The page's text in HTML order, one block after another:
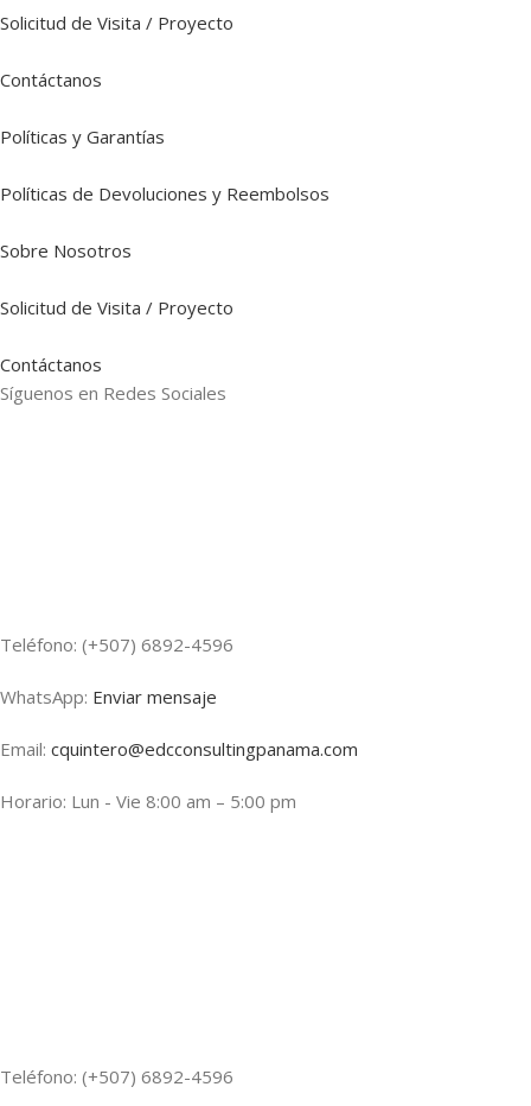
Solicitud de Visita / Proyecto
Contáctanos
Políticas y Garantías
Políticas de Devoluciones y Reembolsos
Sobre Nosotros
Solicitud de Visita / Proyecto
Contáctanos
Síguenos en Redes Sociales
Teléfono: (+507) 6892-4596
WhatsApp: Enviar mensaje
Email: cquintero@edcconsultingpanama.com
Horario: Lun - Vie 8:00 am – 5:00 pm
Teléfono: (+507) 6892-4596